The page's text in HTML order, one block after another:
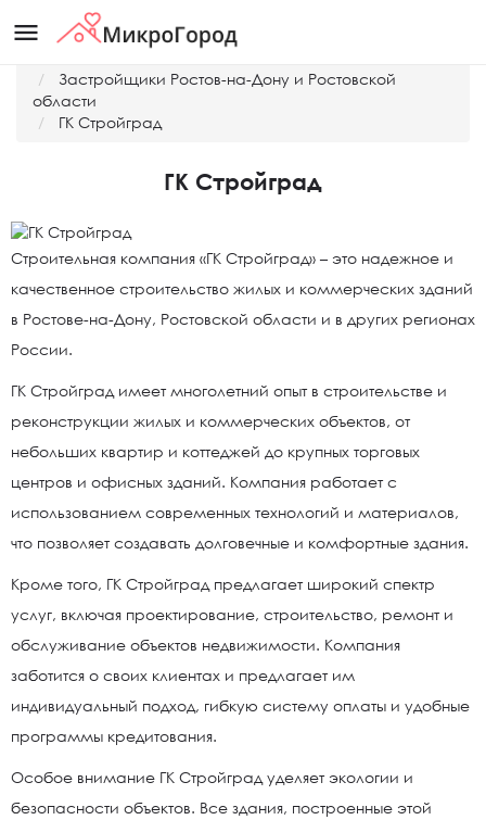
menu
Застройщики Ростов-на-Дону и Ростовской
области
ГК Стройград
ГК Стройград
Строительная компания «ГК Стройград» – это надежное и
качественное строительство жилых и коммерческих зданий
в Ростове-на-Дону, Ростовской области и в других регионах
России.
ГК Стройград имеет многолетний опыт в строительстве и
реконструкции жилых и коммерческих объектов, от
небольших квартир и коттеджей до крупных торговых
центров и офисных зданий. Компания работает с
использованием современных технологий и материалов,
что позволяет создавать долговечные и комфортные здания.
Кроме того, ГК Стройград предлагает широкий спектр
услуг, включая проектирование, строительство, ремонт и
обслуживание объектов недвижимости. Компания
заботится о своих клиентах и предлагает им
индивидуальный подход, гибкую систему оплаты и удобные
программы кредитования.
Особое внимание ГК Стройград уделяет экологии и
безопасности объектов. Все здания, построенные этой